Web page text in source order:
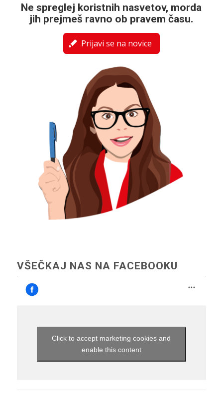
Ne spreglej koristnih nasvetov, morda
jih prejmeš ravno ob pravem času.
Prijavi se na novice
VŠEČKAJ NAS NA FACEBOOKU
Click to accept marketing cookies and
enable this content